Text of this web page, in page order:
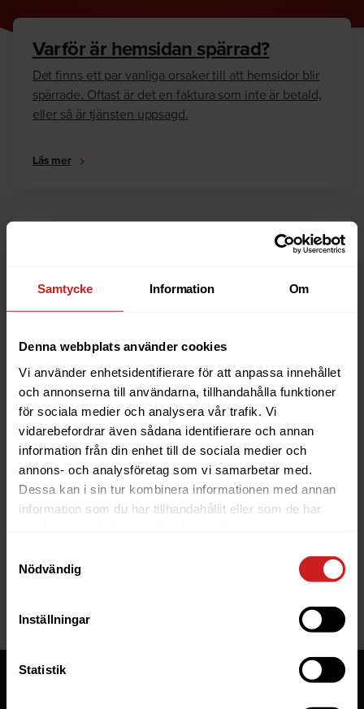
Samtycke Information Om
Denna webbplats använder cookies
Vi använder enhetsidentifierare för att anpassa innehållet
och annonserna till användarna, tillhandahålla funktioner
för sociala medier och analysera vår trafik. Vi
vidarebefordrar även sådana identifierare och annan
information från din enhet till de sociala medier och
annons- och analysföretag som vi samarbetar med.
Dessa kan i sin tur kombinera informationen med annan
information som du har tillhandahållit eller som de har
Nödvändig
Inställningar
Statistik
Varför är hemsidan spärrad?
Det finns ett par vanliga orsaker till att hemsidor blir
spärrade. Oftast är det en faktura som inte är betald,
eller så är tjänsten uppsagd.
Läs mer
Är du ägare till hemsidan eller domännamnet så har
anledningarna till varför en hemsida är spärrad.
Läs mer
The website you were trying to
reach has been suspended
If you are the owner of this website or domain please
read
website to be suspended.